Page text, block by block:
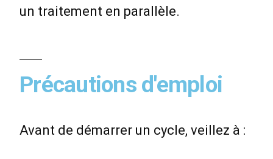
un traitement en parallèle.
Précautions d'emploi
Avant de démarrer un cycle, veillez à :